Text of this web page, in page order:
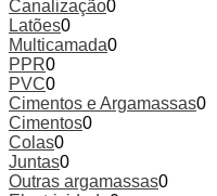
Canalização0
Latões0
Multicamada0
PPR0
PVC0
Cimentos e Argamassas0
Cimentos0
Colas0
Juntas0
Outras argamassas0